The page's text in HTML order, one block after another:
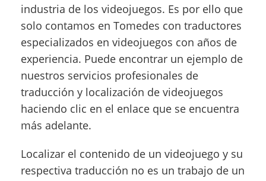
industria de los videojuegos. Es por ello que
solo contamos en Tomedes con traductores
especializados en videojuegos con años de
experiencia. Puede encontrar un ejemplo de
nuestros servicios profesionales de
traducción y localización de videojuegos
haciendo clic en el enlace que se encuentra
más adelante.
Localizar el contenido de un videojuego y su
respectiva traducción no es un trabajo de un